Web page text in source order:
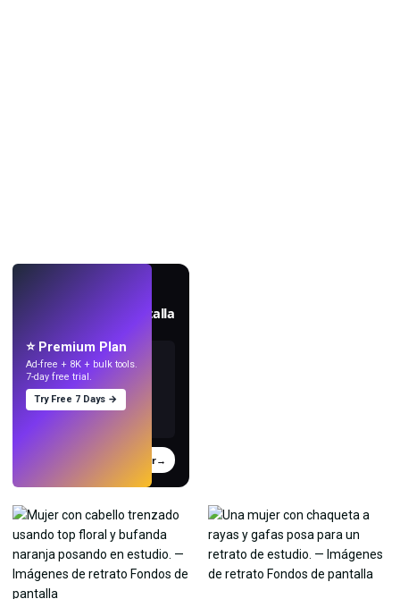
Crea fondos de pantalla
Probar →
⭐ Premium Plan
Ad-free + 8K + bulk tools.
7-day free trial.
Try Free 7 Days →